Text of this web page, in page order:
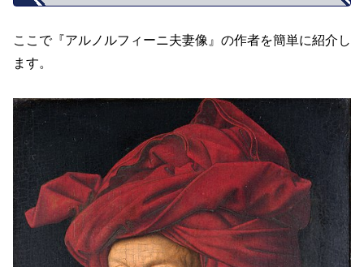
ここで『アルノルフィーニ夫妻像』の作者を簡単に紹介し
ます。